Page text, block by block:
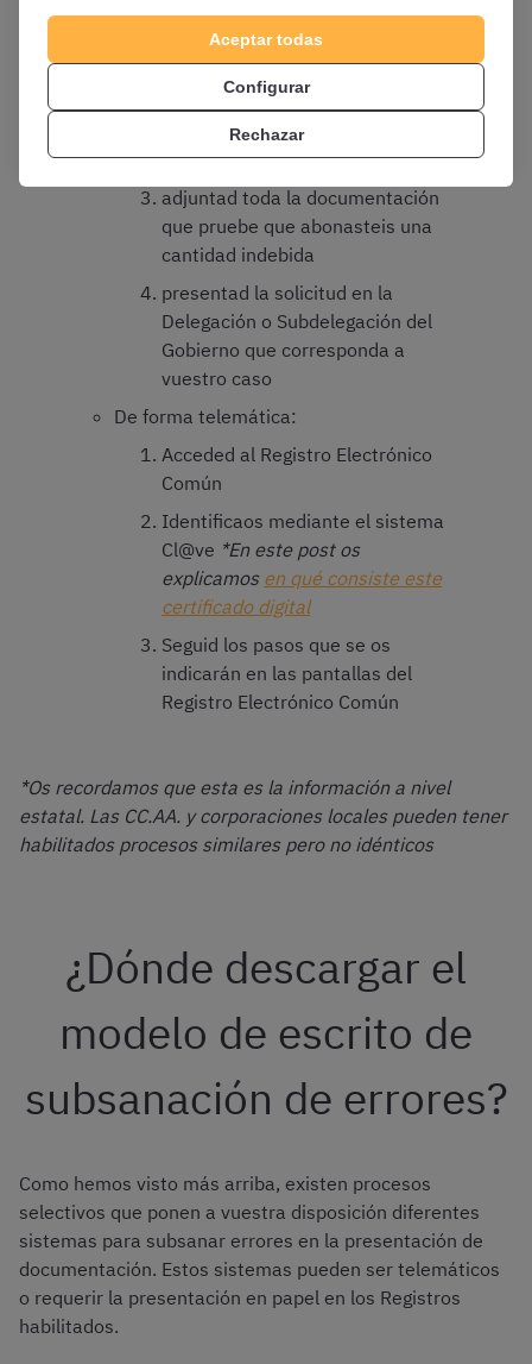
descargad el modelo de solicitud
de devolución de ingresos
rellenadlo correctamente
adjuntad toda la documentación
que pruebe que abonasteis una
cantidad indebida
presentad la solicitud en la
Delegación o Subdelegación del
Gobierno que corresponda a
vuestro caso
De forma telemática:
Acceded al Registro Electrónico
Común
Identificaos mediante el sistema
Cl@ve *En este post os
explicamos en qué consiste este
certificado digital
Seguid los pasos que se os
indicarán en las pantallas del
Registro Electrónico Común
*Os recordamos que esta es la información a nivel
estatal. Las CC.AA. y corporaciones locales pueden tener
habilitados procesos similares pero no idénticos
¿Dónde descargar el
modelo de escrito de
subsanación de errores?
Como hemos visto más arriba, existen procesos
selectivos que ponen a vuestra disposición diferentes
sistemas para subsanar errores en la presentación de
documentación. Estos sistemas pueden ser telemáticos
o requerir la presentación en papel en los Registros
habilitados.
Aceptar todas
Configurar
Rechazar